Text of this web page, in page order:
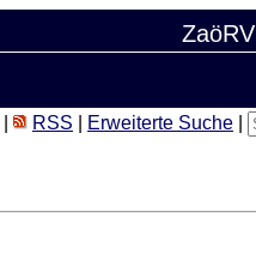
ZaöRV
RSS Erweiterte Suche